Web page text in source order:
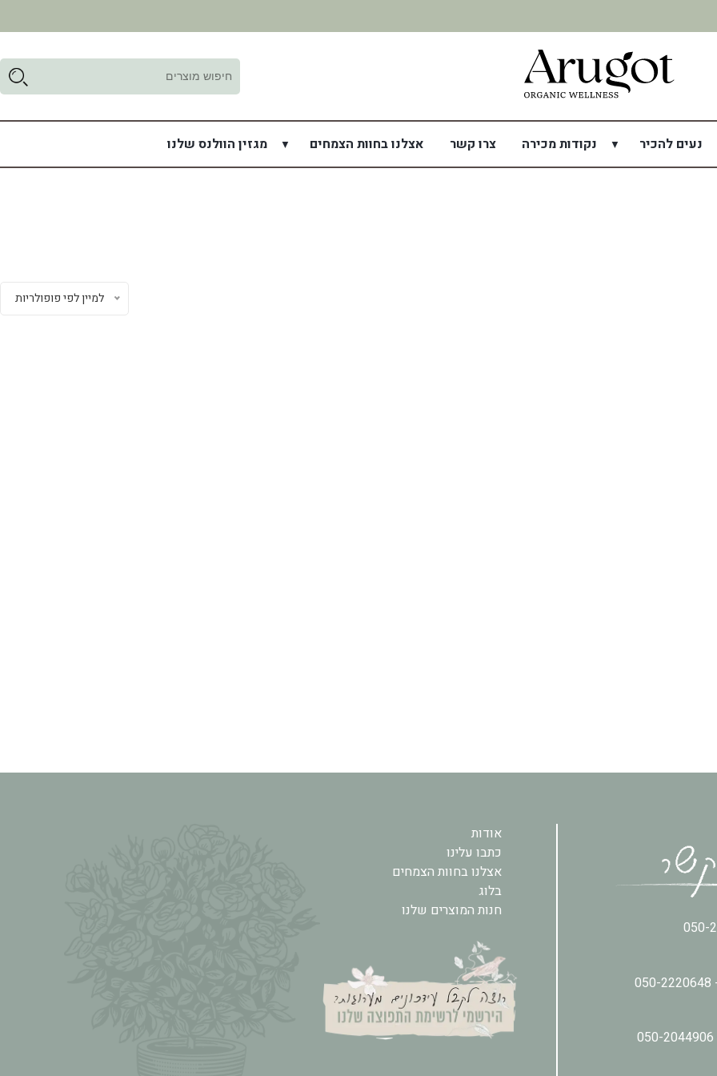
נעים להכיר נקודות מכירה צרו קשר אצלנו בחוות הצמחים מגזין הוולנס שלנו
למיין לפי פופולריות
050-
050-2220648
050-2044906
אודות
כתבו עלינו
אצלנו בחוות הצמחים
בלוג
חנות המוצרים שלנו